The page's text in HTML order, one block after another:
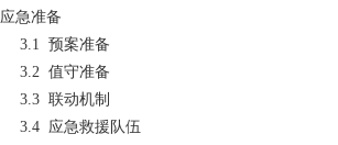
应急准备
3.1 预案准备
3.2 值守准备
3.3 联动机制
3.4 应急救援队伍